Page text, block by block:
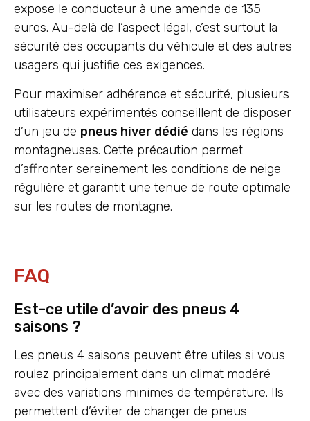
expose le conducteur à une amende de 135
euros. Au-delà de l’aspect légal, c’est surtout la
sécurité des occupants du véhicule et des autres
usagers qui justifie ces exigences.
Pour maximiser adhérence et sécurité, plusieurs
utilisateurs expérimentés conseillent de disposer
d’un jeu de pneus hiver dédié dans les régions
montagneuses. Cette précaution permet
d’affronter sereinement les conditions de neige
régulière et garantit une tenue de route optimale
sur les routes de montagne.
FAQ
Est-ce utile d’avoir des pneus 4
saisons ?
Les pneus 4 saisons peuvent être utiles si vous
roulez principalement dans un climat modéré
avec des variations minimes de température. Ils
permettent d’éviter de changer de pneus